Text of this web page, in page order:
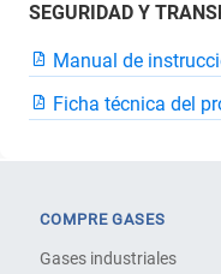
SEGURIDAD Y
Manual de
Ficha técnica del
COMPRE GASES
Gases industriales